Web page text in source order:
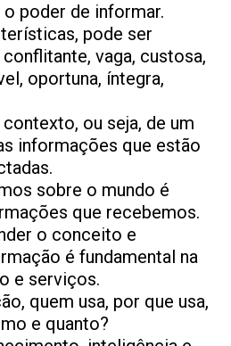
poder de informar.
pode ser
vaga, custosa,
oportuna, íntegra,
ou seja, de um
informações que estão
sobre o mundo é
que recebemos.
o conceito e
é fundamental na
e serviços.
quem usa, por que usa,
e quanto?